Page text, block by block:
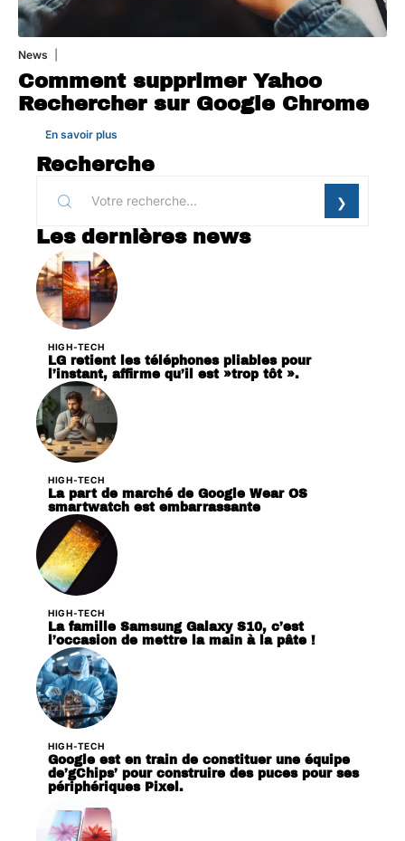
News
Comment supprimer Yahoo
Rechercher sur Google Chrome
En savoir plus
Recherche
Les dernières news
HIGH-TECH
LG retient les téléphones pliables pour
l’instant, affirme qu’il est »trop tôt ».
HIGH-TECH
La part de marché de Google Wear OS
smartwatch est embarrassante
HIGH-TECH
La famille Samsung Galaxy S10, c’est
l’occasion de mettre la main à la pâte !
HIGH-TECH
Google est en train de constituer une équipe
de’gChips’ pour construire des puces pour ses
périphériques Pixel.